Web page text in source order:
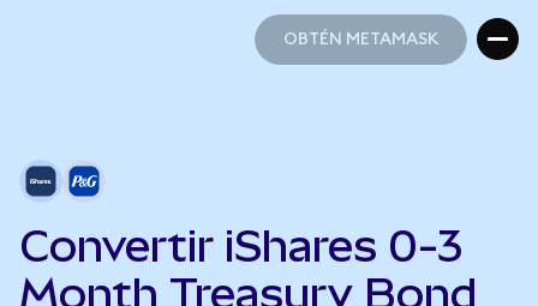
OBTÉN METAMASK
Convertir iShares 0-3
Month Treasury Bond